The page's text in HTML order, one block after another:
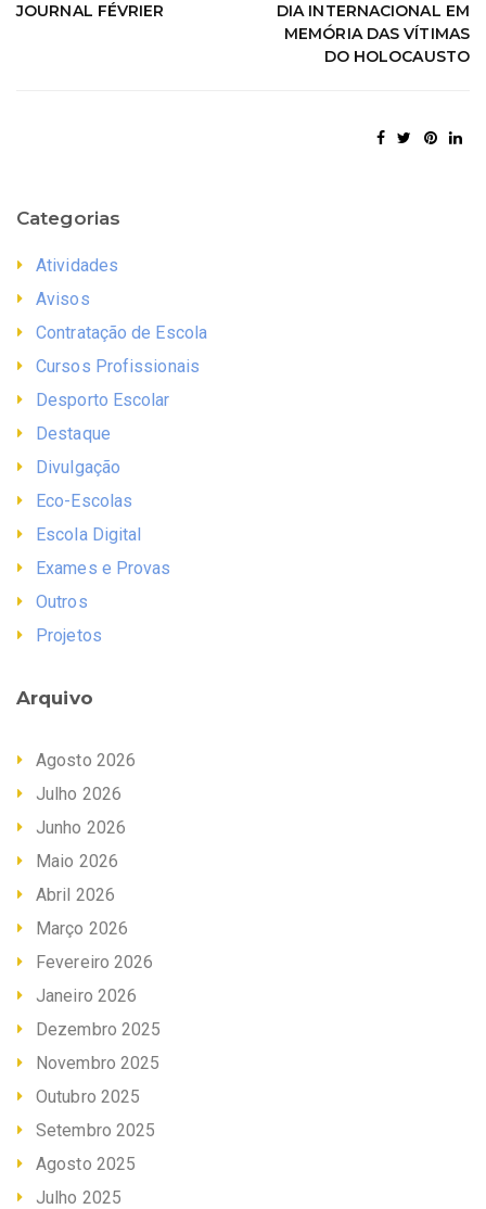
JOURNAL FÉVRIER
DIA INTERNACIONAL EM
MEMÓRIA DAS VÍTIMAS
DO HOLOCAUSTO
Categorias
Atividades
Avisos
Contratação de Escola
Cursos Profissionais
Desporto Escolar
Destaque
Divulgação
Eco-Escolas
Escola Digital
Exames e Provas
Outros
Projetos
Arquivo
Agosto 2026
Julho 2026
Junho 2026
Maio 2026
Abril 2026
Março 2026
Fevereiro 2026
Janeiro 2026
Dezembro 2025
Novembro 2025
Outubro 2025
Setembro 2025
Agosto 2025
Julho 2025